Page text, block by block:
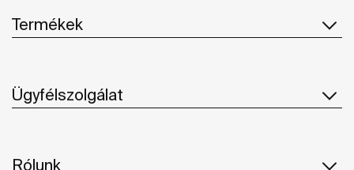
Termékek
Ügyfélszolgálat
Rólunk